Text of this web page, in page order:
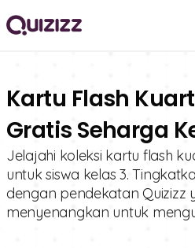
Kartu Flash
Gratis Seharga
Jelajahi koleksi kartu flash
untuk siswa kelas 3.
dengan pendekatan Quizizz
menyenangkan untuk